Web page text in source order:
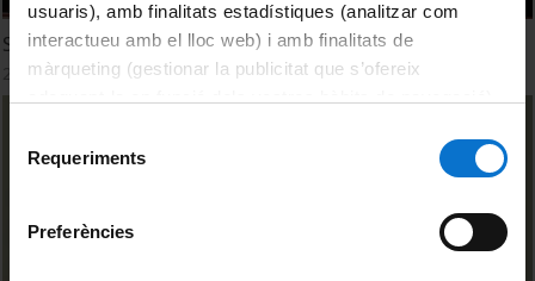
usuaris), amb finalitats estadístiques (analitzar com
interactueu amb el lloc web) i amb finalitats de
màrqueting (gestionar la publicitat que s’ofereix
consultar laPolítica de galetes del lloc web de la
Requeriments
Preferències
Security of Supply, Capacity Auctions and Interconnectors
22 Marzo, 2016